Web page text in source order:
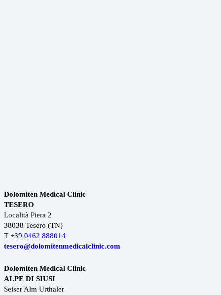
Dolomiten Medical Clinic
TESERO
Località Piera 2
38038 Tesero (TN)
T +39 0462 888014
tesero@dolomitenmedicalclinic.com
Dolomiten Medical Clinic
ALPE DI SIUSI
Seiser Alm Urthaler